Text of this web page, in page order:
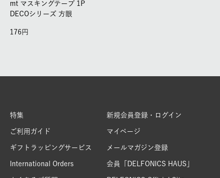
mt マスキングテープ 1P
DECOシリーズ 方眼
176
特集
ご利用ガイド
ギフトラッピングサービス
International Orders
新規会員登録・ログイン
マイページ
メールマガジン登録
会員「DELFONICS HAUS」